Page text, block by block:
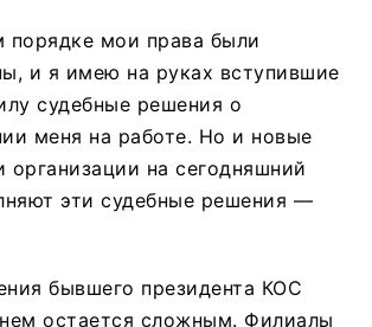
мои права были
и я имею на руках вступившие
судебные решения о
меня на работе. Но и новые
организации на сегодняшний
эти судебные решения —
бывшего президента КОС
остается сложным. Филиалы